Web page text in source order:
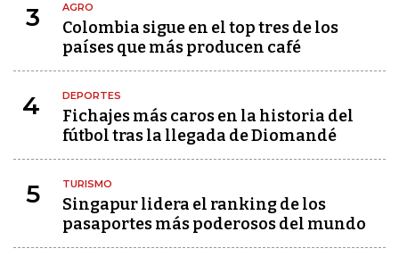
3 AGRO
Colombia sigue en el top tres de los
países que más producen café
4 DEPORTES
Fichajes más caros en la historia del
fútbol tras la llegada de Diomandé
5 TURISMO
Singapur lidera el ranking de los
pasaportes más poderosos del mundo